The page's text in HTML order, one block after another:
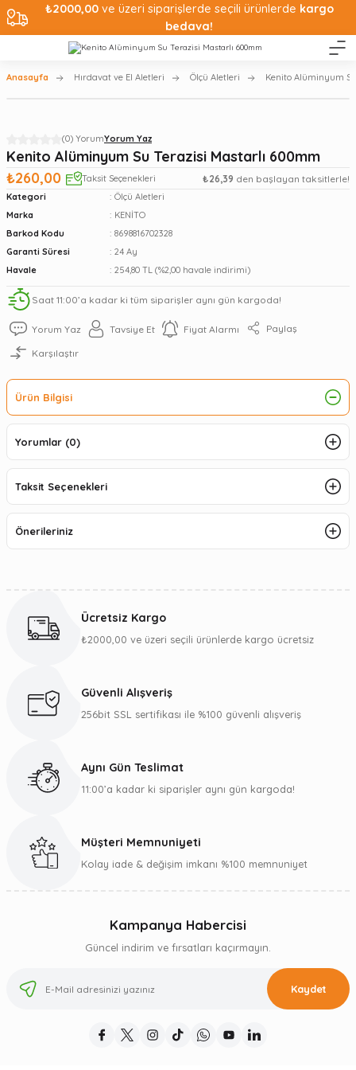
₺2000,00ve üzeri siparişlerde seçili ürünlerde kargo
bedava!
Anasayfa Hırdavat ve El Aletleri Ölçü Aletleri Kenito Alüminyum
(0) YorumYorum Yaz
Kenito Alüminyum Su Terazisi Mastarlı 600mm
₺260,00
Taksit Seçenekleri ₺26,39 den başlayan taksitlerle!
Kategori
Ölçü Aletleri
Marka
KENİTO
Barkod Kodu
8698816702328
Garanti Süresi
24 Ay
Havale
254,80 TL (%2,00 havale indirimi)
Saat 11:00’a kadar ki tüm siparişler aynı gün kargoda!
Yorum Yaz Tavsiye Et Fiyat Alarmı Paylaş
Karşılaştır
Ürün Bilgisi
Yorumlar (0)
Taksit Seçenekleri
Önerileriniz
Ücretsiz Kargo
₺2000,00 ve üzeri seçili ürünlerde kargo ücretsiz
Güvenli Alışveriş
256bit SSL sertifikası ile %100 güvenli alışveriş
Aynı Gün Teslimat
11:00’a kadar ki siparişler aynı gün kargoda!
Müşteri Memnuniyeti
Kolay iade & değişim imkanı %100 memnuniyet
Kampanya Habercisi
Güncel indirim ve fırsatları kaçırmayın.
Kaydet